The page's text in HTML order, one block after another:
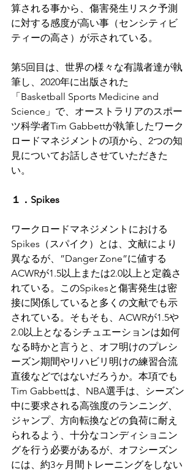
算される事から、傷害発生リスク予測
に対する感度が高い事（センシティビ
ティーの高さ）が示されている。
第5回目は、世界の様々な有識者達が執
筆し、2020年に出版された
「Basketball Sports Medicine and
Science」で、オーストラリアのスポー
ツ科学者Tim Gabbettが執筆したワーク
ロードマネジメントの項から、2つの知
見についてお話しさせていただきた
い。
１．Spikes
ワークロードマネジメントにおける
Spikes（スパイク）とは、文献により
異なるが、”Danger Zone”に値する
ACWRが1.5以上または2.0以上と定義さ
れている。このSpikesと傷害発生は密
接に関係していると多くの文献でも示
されている。そもそも、ACWRが1.5や
2.0以上となるシチュエーションは如何
なる時かと言うと、オフ明けのプレシ
ーズン期間やリハビリ明けの練習合流
直後などではないだろうか。本項でも
Tim Gabbettは、NBA選手は、シーズン
中に要求される高強度のランニング、
ジャンプ、方向転換などの負荷に耐え
られるよう、十分なコンディショニン
グを行う必要があるが、オフシーズン
には、約3ヶ月間トレーニングをしない